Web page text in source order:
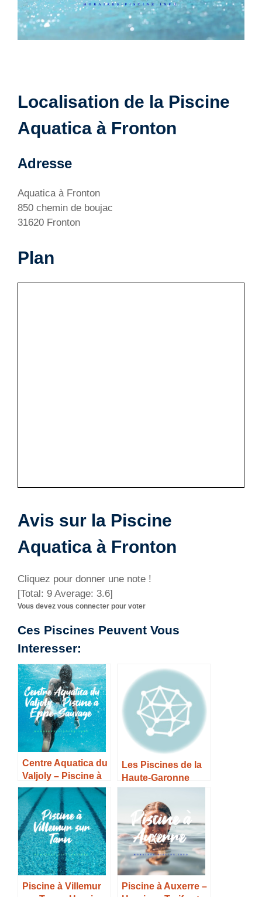
Localisation de la Piscine
Aquatica à Fronton
Adresse
Aquatica à Fronton
850 chemin de boujac
31620 Fronton
Plan
Avis sur la Piscine
Aquatica à Fronton
Cliquez pour donner une note !
[Total: 9 Average: 3.6]
Vous devez vous connecter pour voter
Ces Piscines Peuvent Vous
Interesser:
Centre Aquatica du
Valjoly – Piscine à
Eppe-Sauvage –
Horaires, Tarifs et
Infos –
Les Piscines de la
Haute-Garonne
Piscine à Villemur
Piscine à Auxerre –